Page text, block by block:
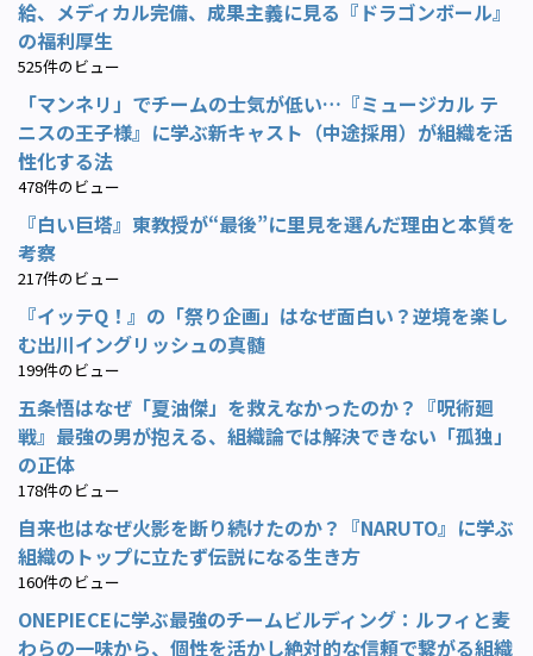
給、メディカル完備、成果主義に見る『ドラゴンボール』
の福利厚生
525件のビュー
「マンネリ」でチームの士気が低い…『ミュージカル テ
ニスの王子様』に学ぶ新キャスト（中途採用）が組織を活
性化する法
478件のビュー
『白い巨塔』東教授が“最後”に里見を選んだ理由と本質を
考察
217件のビュー
『イッテQ！』の「祭り企画」はなぜ面白い？逆境を楽し
む出川イングリッシュの真髄
199件のビュー
五条悟はなぜ「夏油傑」を救えなかったのか？『呪術廻
戦』最強の男が抱える、組織論では解決できない「孤独」
の正体
178件のビュー
自来也はなぜ火影を断り続けたのか？『NARUTO』に学ぶ
組織のトップに立たず伝説になる生き方
160件のビュー
ONEPIECEに学ぶ最強のチームビルディング：ルフィと麦
わらの一味から、個性を活かし絶対的な信頼で繋がる組織